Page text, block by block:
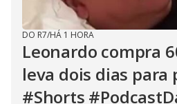
DO R7/HÁ 1 HORA
Leonardo compra
leva dois dias para
#Shorts